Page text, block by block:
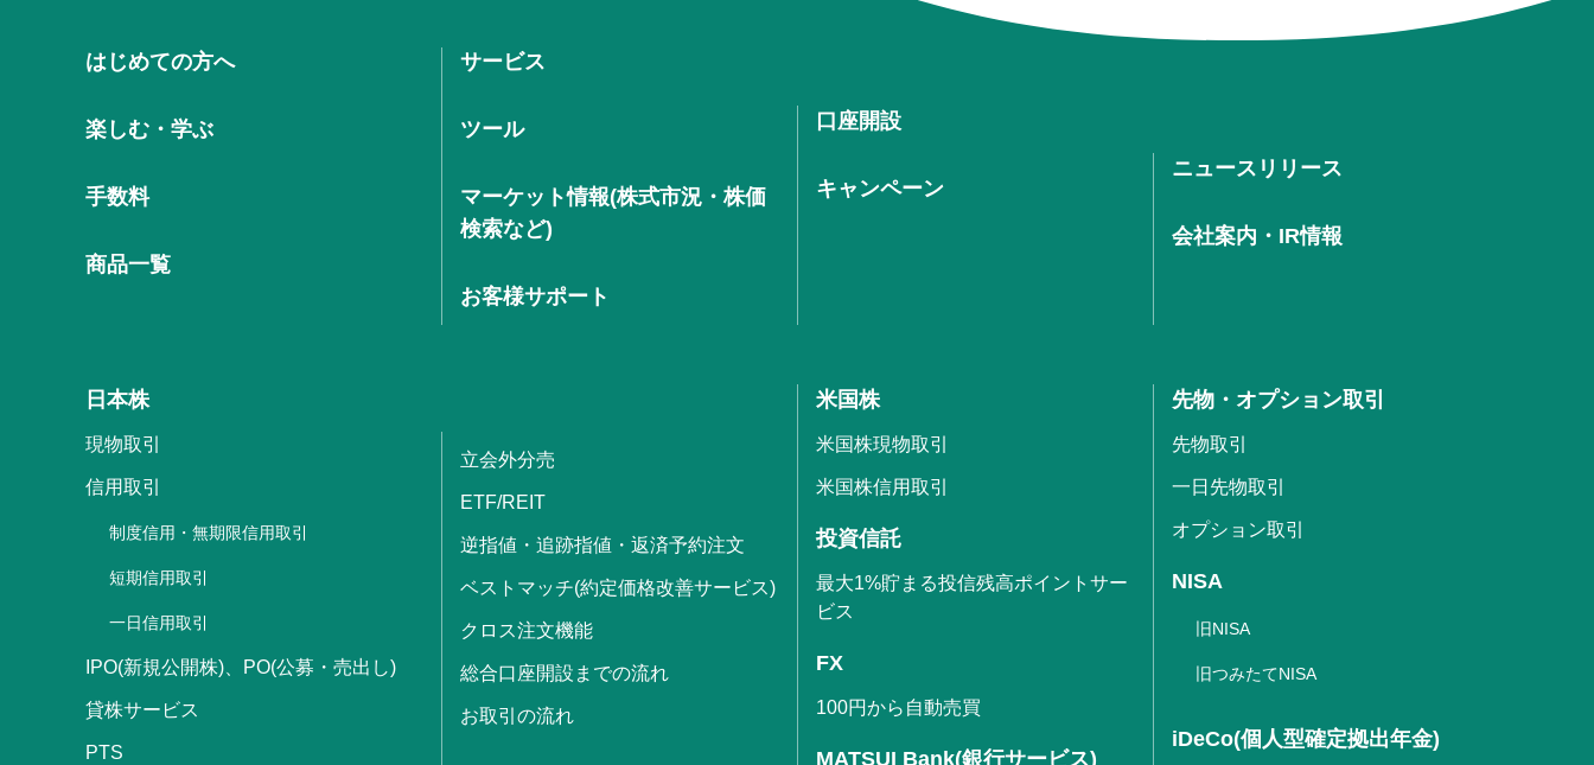
はじめての方へ
楽しむ・学ぶ
手数料
商品一覧
サービス
ツール
マーケット情報(株式市況・株価
検索など)
お客様サポート
口座開設
キャンペーン
ニュースリリース
会社案内・IR情報
日本株
現物取引
信用取引
制度信用・無期限信用取引
短期信用取引
一日信用取引
IPO(新規公開株)、PO(公募・売出し)
貸株サービス
PTS
立会外分売
ETF/REIT
逆指値・追跡指値・返済予約注文
ベストマッチ(約定価格改善サービス)
クロス注文機能
総合口座開設までの流れ
お取引の流れ
米国株
米国株現物取引
米国株信用取引
投資信託
最大1%貯まる投信残高ポイントサー
ビス
FX
100円から自動売買
MATSUI Bank(銀行サービス)
先物・オプション取引
先物取引
一日先物取引
オプション取引
NISA
旧NISA
旧つみたてNISA
iDeCo(個人型確定拠出年金)